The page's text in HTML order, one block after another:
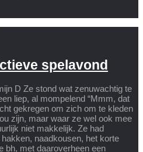
spelavond
D Ze stond wat zenuwachtig te
liep, al mompelend “Mmm, dat
gekregen om zich om te kleden
zijn, maar waar ze wel ook mee
niet makkelijk. Ze had
naadkousen, het korte
bh, met daaroverheen een